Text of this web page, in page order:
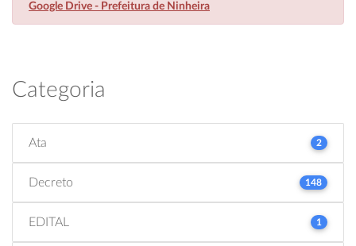
Google Drive - Prefeitura de Ninheira
Categoria
Ata 2
Decreto 148
EDITAL 1